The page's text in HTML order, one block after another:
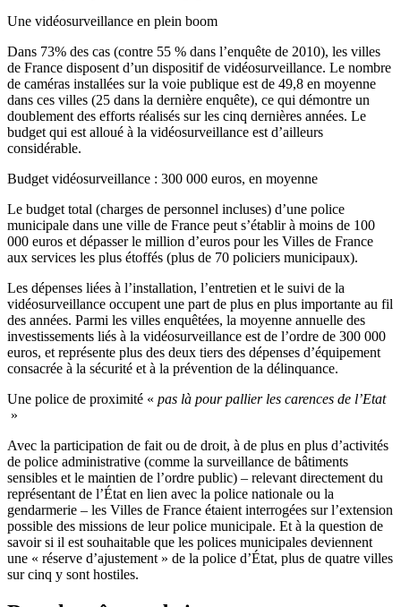
Une vidéosurveillance en plein boom
Dans 73% des cas (contre 55 % dans l’enquête de 2010), les villes
de France disposent d’un dispositif de vidéosurveillance. Le nombre
de caméras installées sur la voie publique est de 49,8 en moyenne
dans ces villes (25 dans la dernière enquête), ce qui démontre un
doublement des efforts réalisés sur les cinq dernières années. Le
budget qui est alloué à la vidéosurveillance est d’ailleurs
considérable.
Budget vidéosurveillance : 300 000 euros, en moyenne
Le budget total (charges de personnel incluses) d’une police
municipale dans une ville de France peut s’établir à moins de 100
000 euros et dépasser le million d’euros pour les Villes de France
aux services les plus étoffés (plus de 70 policiers municipaux).
Les dépenses liées à l’installation, l’entretien et le suivi de la
vidéosurveillance occupent une part de plus en plus importante au fil
des années. Parmi les villes enquêtées, la moyenne annuelle des
investissements liés à la vidéosurveillance est de l’ordre de 300 000
euros, et représente plus des deux tiers des dépenses d’équipement
consacrée à la sécurité et à la prévention de la délinquance.
Une police de proximité « pas là pour pallier les carences de l’Etat
»
Avec la participation de fait ou de droit, à de plus en plus d’activités
de police administrative (comme la surveillance de bâtiments
sensibles et le maintien de l’ordre public) – relevant directement du
représentant de l’État en lien avec la police nationale ou la
gendarmerie – les Villes de France étaient interrogées sur l’extension
possible des missions de leur police municipale. Et à la question de
savoir si il est souhaitable que les polices municipales deviennent
une « réserve d’ajustement » de la police d’État, plus de quatre villes
sur cinq y sont hostiles.